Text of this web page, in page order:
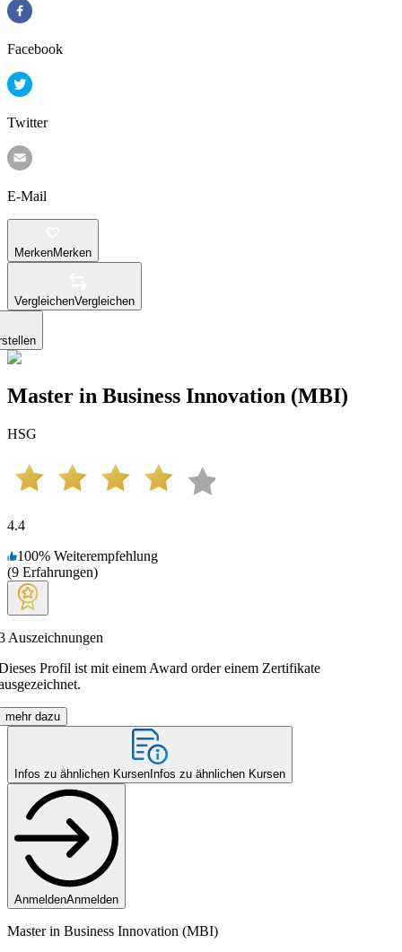
Facebook
Twitter
E-Mail
MerkenMerken
VergleichenVergleichen
Master in Business Innovation (MBI)
HSG
4.4
100% Weiterempfehlung
(9 Erfahrungen)
Auszeichnungen
Profil ist mit einem Award order einem Zertifikate
mehr dazu
Infos zu ähnlichen Kursen Infos zu ähnlichen Kursen
AnmeldenAnmelden
Master in Business Innovation (MBI)